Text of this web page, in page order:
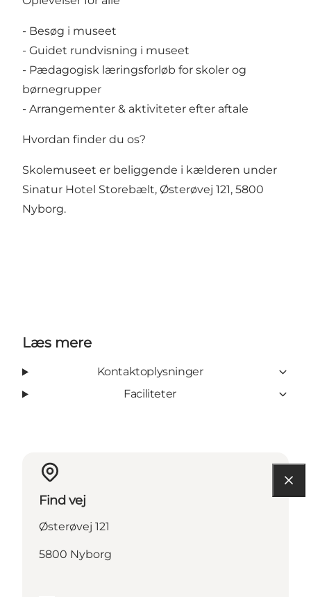
- Besøg i museet
- Guidet rundvisning i museet
- Pædagogisk læringsforløb for skoler og
børnegrupper
- Arrangementer & aktiviteter efter aftale
Hvordan finder du os?
Skolemuseet er beliggende i kælderen under
Sinatur Hotel Storebælt, Østerøvej 121, 5800
Nyborg.
Læs mere
Kontaktoplysninger
Faciliteter
Find vej
Østerøvej 121
5800 Nyborg